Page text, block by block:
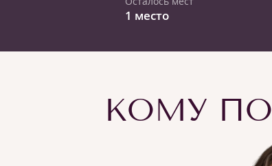
1 место
КОМУ